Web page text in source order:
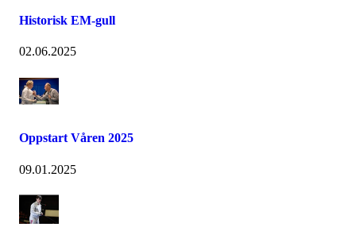
Historisk EM-gull
02.06.2025
Oppstart Våren 2025
09.01.2025